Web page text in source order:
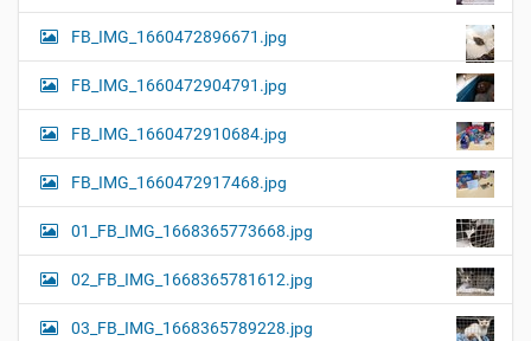
FB_IMG_1660472896671.jpg
FB_IMG_1660472904791.jpg
FB_IMG_1660472910684.jpg
FB_IMG_1660472917468.jpg
01_FB_IMG_1668365773668.jpg
02_FB_IMG_1668365781612.jpg
03_FB_IMG_1668365789228.jpg